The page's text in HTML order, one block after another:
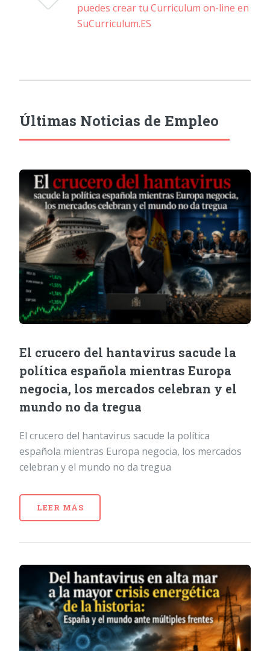
puedes crear tu Curriculum on-line en
SuCurriculum.ES
Últimas Noticias de Empleo
El crucero del hantavirus sacude la
política española mientras Europa
negocia, los mercados celebran y el
mundo no da tregua
El crucero del hantavirus sacude la política
española mientras Europa negocia, los mercados
celebran y el mundo no da tregua
LEER MÁS